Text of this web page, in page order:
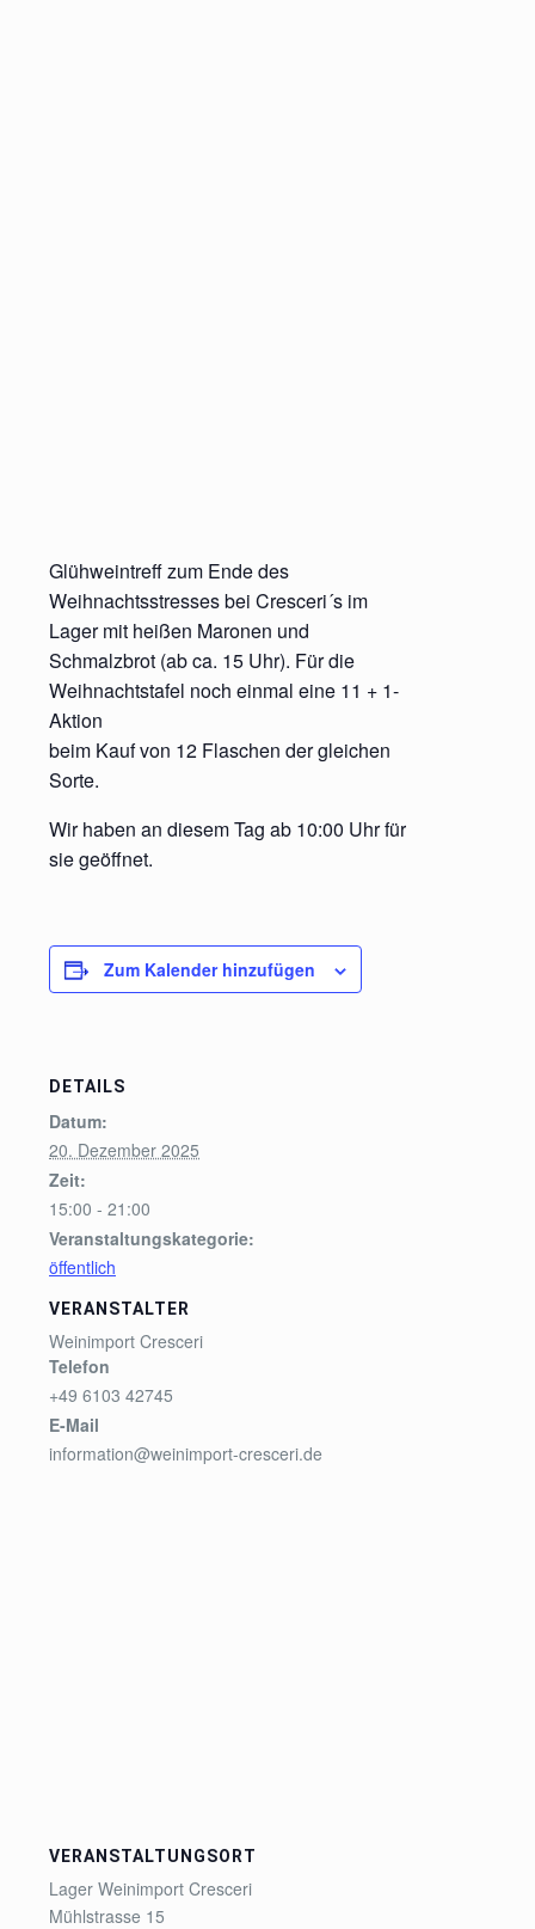
Glühweintreff zum Ende des
Weihnachtsstresses bei Cresceri´s im
Lager mit heißen Maronen und
Schmalzbrot (ab ca. 15 Uhr). Für die
Weihnachtstafel noch einmal eine 11 + 1-
Aktion
beim Kauf von 12 Flaschen der gleichen
Sorte.
Wir haben an diesem Tag ab 10:00 Uhr für
sie geöffnet.
Zum Kalender hinzufügen
DETAILS
Datum:
20. Dezember 2025
Zeit:
15:00 - 21:00
Veranstaltungskategorie:
öffentlich
VERANSTALTER
Weinimport Cresceri
Telefon
+49 6103 42745
E-Mail
information@weinimport-cresceri.de
VERANSTALTUNGSORT
Lager Weinimport Cresceri
Mühlstrasse 15